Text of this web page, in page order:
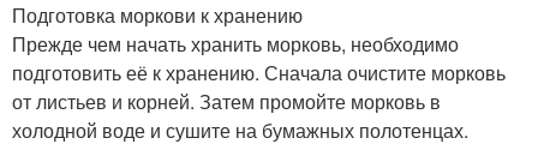
Подготовка моркови к хранению
Прежде чем начать хранить морковь, необходимо
подготовить её к хранению. Сначала очистите морковь
от листьев и корней. Затем промойте морковь в
холодной воде и сушите на бумажных полотенцах.